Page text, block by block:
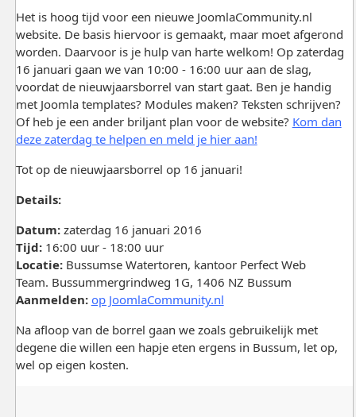
Het is hoog tijd voor een nieuwe JoomlaCommunity.nl
website. De basis hiervoor is gemaakt, maar moet afgerond
worden. Daarvoor is je hulp van harte welkom! Op zaterdag
16 januari gaan we van 10:00 - 16:00 uur aan de slag,
voordat de nieuwjaarsborrel van start gaat. Ben je handig
met Joomla templates? Modules maken? Teksten schrijven?
Of heb je een ander briljant plan voor de website? Kom dan
deze zaterdag te helpen en meld je hier aan!
Tot op de nieuwjaarsborrel op 16 januari!
Details:
Datum:zaterdag 16 januari 2016
Tijd:16:00 uur - 18:00 uur
Locatie:Bussumse Watertoren, kantoor Perfect Web
Team. Bussummergrindweg 1G, 1406 NZ Bussum
Aanmelden: op JoomlaCommunity.nl
Na afloop van de borrel gaan we zoals gebruikelijk met
degene die willen een hapje eten ergens in Bussum, let op,
wel op eigen kosten.